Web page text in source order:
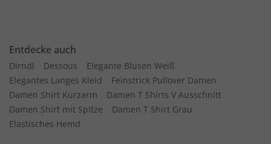
Entdecke auch
Dirndl Dessous
Elegante Blusen Weiß
Elegantes Langes Kleid
Feinstrick Pullover Damen
Damen Shirt Kurzarm
Damen T Shirts V Ausschnitt
Damen Shirt mit Spitze
Damen T Shirt Grau
Elastisches Hemd